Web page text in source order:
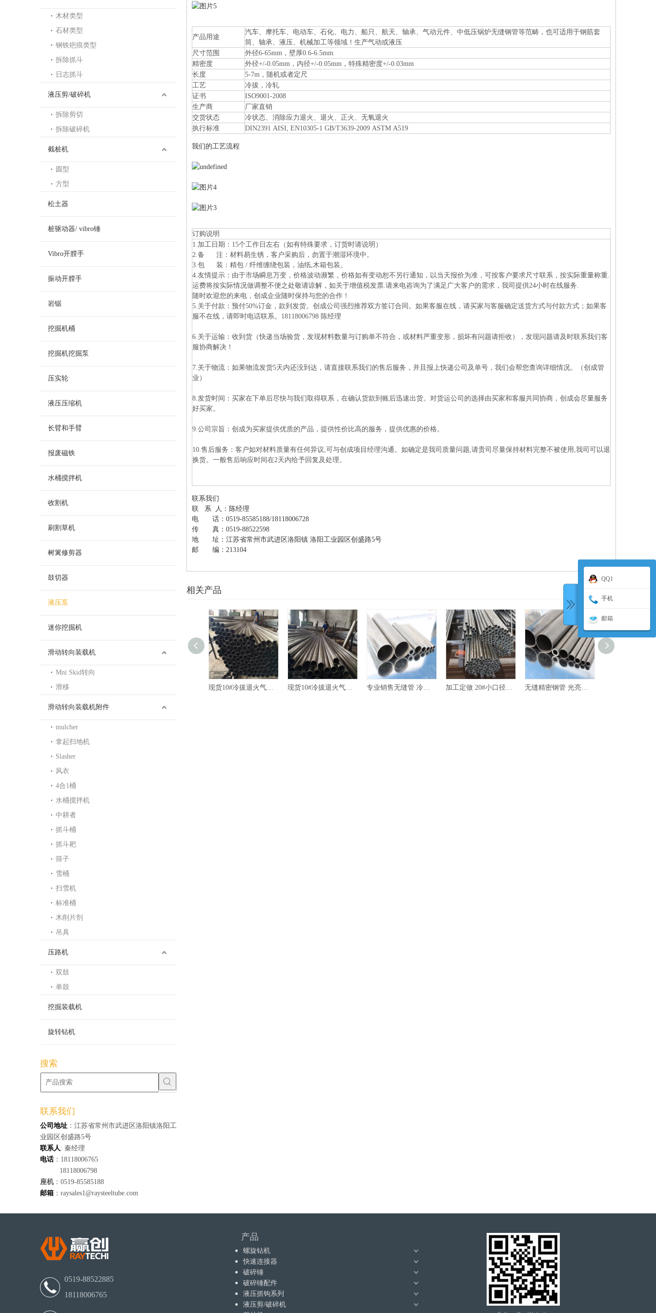
木材类型
石材类型
钢铁疤痕类型
拆除抓斗
日志抓斗
液压剪/破碎机
拆除剪切
拆除破碎机
截桩机
圆型
方型
松土器
桩驱动器/ vibro锤
Vibro开膛手
振动开膛手
岩锯
挖掘机桶
挖掘机挖掘泵
压实轮
液压压缩机
长臂和手臂
报废磁铁
水桶搅拌机
收割机
刷割草机
树篱修剪器
鼓切器
液压泵
迷你挖掘机
滑动转向装载机
Mni Skid转向
滑移
滑动转向装载机附件
mulcher
拿起扫地机
Slasher
风衣
4合1桶
水桶搅拌机
中耕者
抓斗桶
抓斗耙
筛子
雪桶
扫雪机
标准桶
木削片剂
吊具
压路机
双鼓
单鼓
挖掘装载机
旋转钻机
搜索
联系我们
公司地址 ：江苏省常州市武进区洛阳镇洛阳工
业园区创盛路5号
联系人: 秦经理
电话：18118006765
18118006798
座机：0519-85585188
邮箱 ：raysales1@raysteeltube.com
产品用途
汽车、摩托车、电动车、石化、电力、船只、航天、轴承、气动元件、中低压锅炉无缝钢管等范畴，也可适用于钢筋套
筒、轴承、液压、机械加工等领域！生产气动或液压
尺寸范围
外径6-65mm，壁厚0.6-6.5mm
精密度
外径+/-0.05mm，内径+/-0.05mm，特殊精密度+/-0.03mm
长度
5-7m，随机或者定尺
工艺
冷拔，冷轧
证书
ISO9001-2008
生产商
厂家直销
交货状态
冷状态、消除应力退火、退火、正火、无氧退火
执行标准
DIN2391 AISI, EN10305-1 GB/T3639-2009 ASTM A519
我们的工艺流程
订购说明
1.加工日期：15个工作日左右（如有特殊要求，订货时请说明）
2.备 注：材料易生锈，客户采购后，勿置于潮湿环境中。
3.包 装：精包 / 纤维缠绕包装，油纸,木箱包装。
4.友情提示：由于市场瞬息万变，价格波动濒繁，价格如有变动恕不另行通知，以当天报价为准，可按客户要求尺寸联系，按实际重量称重.
运费将按实际情况做调整不便之处敬请谅解，如关于增值税发票.请来电咨询为了满足广大客户的需求，我司提供24小时在线服务.
随时欢迎您的来电，创成企业随时保持与您的合作！
5.关于付款：预付50%订金，款到发货。创成公司强烈推荐双方签订合同。如果客服在线，请买家与客服确定送货方式与付款方式；如果客
服不在线，请即时电话联系。18118006798 陈经理
6.关于运输：收到货（快递当场验货，发现材料数量与订购单不符合，或材料严重变形，损坏有问题请拒收），发现问题请及时联系我们客
服协商解决！
7.关于物流：如果物流发货5天内还没到达，请直接联系我们的售后服务，并且报上快递公司及单号，我们会帮您查询详细情况。（创成管
业）
8.发货时间：买家在下单后尽快与我们取得联系，在确认货款到账后迅速出货。对货运公司的选择由买家和客服共同协商，创成会尽量服务
好买家。
9.公司宗旨：创成为买家提供优质的产品，提供性价比高的服务，提供优惠的价格。
10.售后服务：客户如对材料质量有任何异议,可与创成项目经理沟通。如确定是我司质量问题,请贵司尽量保持材料完整不被使用,我司可以退
换货。一般售后响应时间在2天内给予回复及处理。
联系我们
联 系 人：陈经理
电 话：0519-85585188/18118006728
传 真：0519-88522598
地 址：江苏省常州市武进区洛阳镇 洛阳工业园区创盛路5号
邮 编：213104
相关产品
现货10#冷拔退火气压棒精密无缝管 现货10#冷拔退火气压棒无缝管 专业销售无缝管 冷轧合金钢管 规格齐全 品质保证 加工定做 20#小口径精密无缝钢管 20#无缝钢管 质量保证 无缝精密钢管 光亮精密20# 45#无缝钢管 小口径精密钢管
0519-88522885
18118006765
产品
螺旋钻机
快速连接器
破碎锤
破碎锤配件
液压抓钩系列
液压剪/破碎机
QQ1
手机
邮箱